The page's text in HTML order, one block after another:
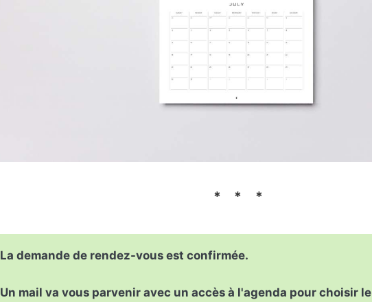
La demande de rendez-vous est confirmée.
Un mail va vous parvenir avec un accès à l'agenda pour choisir